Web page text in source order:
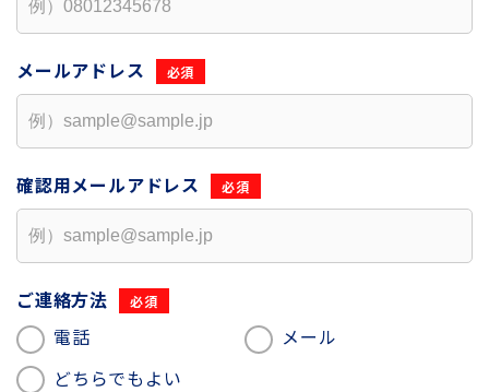
メールアドレス
確認用メールアドレス
ご連絡方法
電話
メール
どちらでもよい